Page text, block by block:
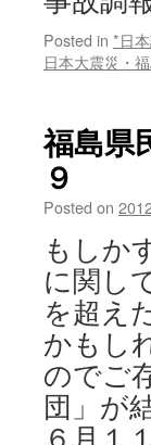
Posted in *日
日本大震災・
福島県
９
Posted on
もしか
に関し
を超え
かもし
のでご
団」が
６月１